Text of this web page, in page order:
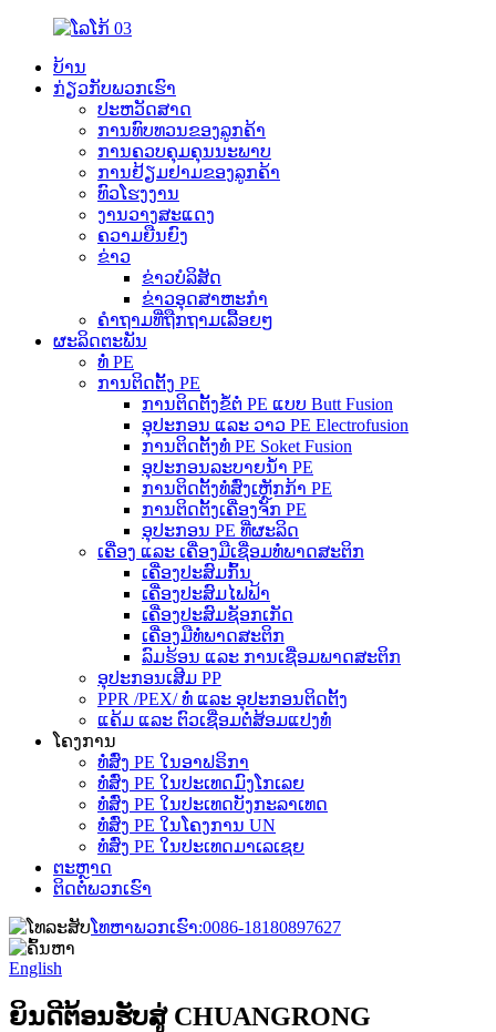
ບ້ານ
ກ່ຽວກັບພວກເຮົາ
ປະຫວັດສາດ
ການທົບທວນຂອງລູກຄ້າ
ການຄວບຄຸມຄຸນນະພາບ
ການຢ້ຽມຢາມຂອງລູກຄ້າ
ທົວໂຮງງານ
ງານວາງສະແດງ
ຄວາມຍືນຍົງ
ຂ່າວ
ຂ່າວບໍລິສັດ
ຂ່າວອຸດສາຫະກຳ
ຄຳຖາມທີ່ຖືກຖາມເລື້ອຍໆ
ຜະລິດຕະພັນ
ທໍ່ PE
ການຕິດຕັ້ງ PE
ການຕິດຕັ້ງຂໍ້ຕໍ່ PE ແບບ Butt Fusion
ອຸປະກອນ ແລະ ວາວ PE Electrofusion
ການຕິດຕັ້ງທໍ່ PE Soket Fusion
ອຸປະກອນລະບາຍນ້ຳ PE
ການຕິດຕັ້ງທໍ່ສົ່ງເຫຼັກກ້າ PE
ການຕິດຕັ້ງເຄື່ອງຈັກ PE
ອຸປະກອນ PE ທີ່ຜະລິດ
ເຄື່ອງ ແລະ ເຄື່ອງມືເຊື່ອມທໍ່ພາດສະຕິກ
ເຄື່ອງປະສົມກົ້ນ
ເຄື່ອງປະສົມໄຟຟ້າ
ເຄື່ອງປະສົມຊັອກເກັດ
ເຄື່ອງມືທໍ່ພາດສະຕິກ
ລົມຮ້ອນ ແລະ ການເຊື່ອມພາດສະຕິກ
ອຸປະກອນເສີມ PP
PPR /PEX/ ທໍ່ ແລະ ອຸປະກອນຕິດຕັ້ງ
ແຄ້ມ ແລະ ຕົວເຊື່ອມຕໍ່ສ້ອມແປງທໍ່
ໂຄງການ
ທໍ່ສົ່ງ PE ໃນອາຟຣິກາ
ທໍ່ສົ່ງ PE ໃນປະເທດມົງໂກເລຍ
ທໍ່ສົ່ງ PE ໃນປະເທດບັງກະລາເທດ
ທໍ່ສົ່ງ PE ໃນໂຄງການ UN
ທໍ່ສົ່ງ PE ໃນປະເທດມາເລເຊຍ
ຕະຫຼາດ
ຕິດຕໍ່ພວກເຮົາ
ໂທຫາພວກເຮົາ:0086-18180897627
English
ຍິນດີຕ້ອນຮັບສູ່ CHUANGRONG